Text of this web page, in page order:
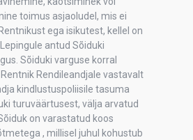
toimus asjaoludel, mis ei
ega isikutest, kellel on
antud Sõiduki
Sõiduki varguse korral
Rendileandjale vastavalt
kindlustuspoliisile tasuma
turuväärtusest, välja arvatud
on varastatud koos
, millisel juhul kohustub